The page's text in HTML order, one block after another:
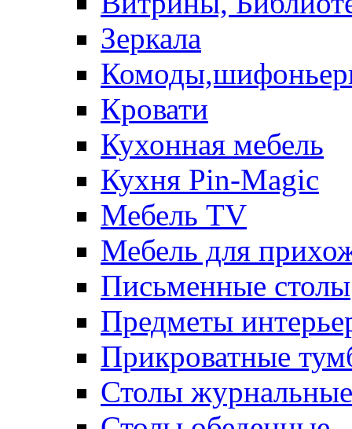
Зеркала
Кровати
Кухонная мебель
Кухня Pin-Magic
Мебель TV
Мебель для
Письменные столы
Предметы
Прикроватные
Столы журнальные